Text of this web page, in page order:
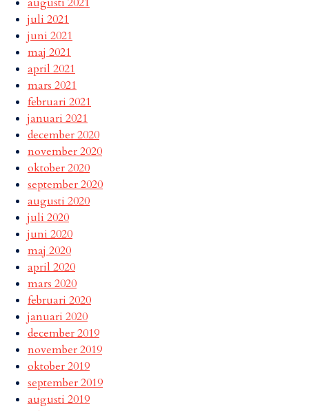
juli 2021
juni 2021
maj 2021
april 2021
mars 2021
februari 2021
januari 2021
december 2020
november 2020
oktober 2020
september 2020
augusti 2020
juli 2020
juni 2020
maj 2020
april 2020
mars 2020
februari 2020
januari 2020
december 2019
november 2019
oktober 2019
september 2019
augusti 2019